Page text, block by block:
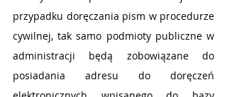
przypadku doręczania pism w procedurze
cywilnej, tak samo podmioty publiczne w
administracji będą zobowiązane do
posiadania adresu do doręczeń